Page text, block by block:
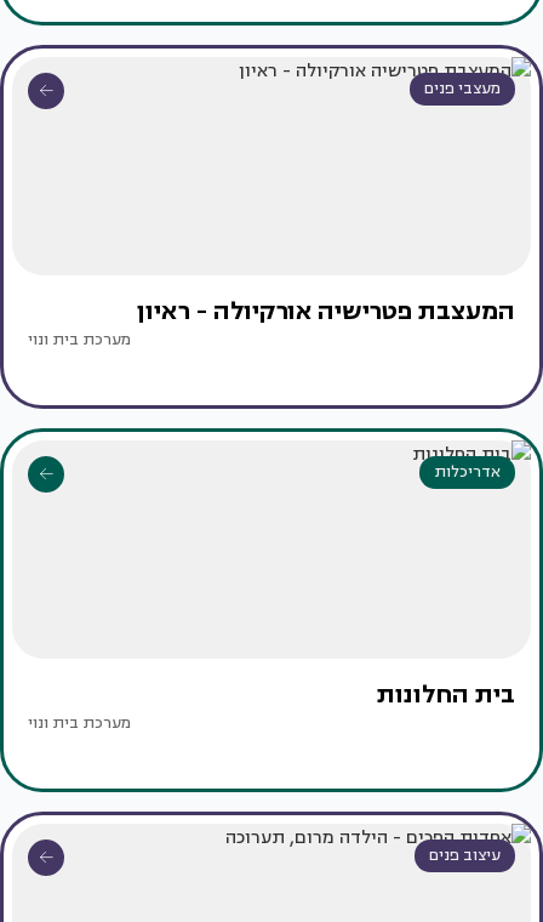
מעצבי פנים
המעצבת פטרישיה אורקיולה - ראיון
מערכת בית ונוי
אדריכלות
בית החלונות
מערכת בית ונוי
עיצוב פנים